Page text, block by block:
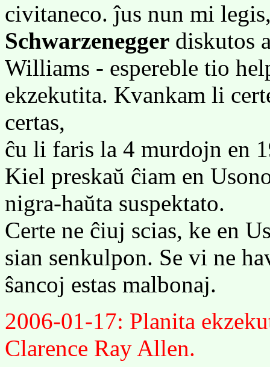
civitaneco. ĵus nun mi
Schwarzenegger diskutos
Williams - espereble tio
ekzekutita. Kvankam li
certas,
ĉu li faris la 4 murdojn en
Kiel preskaŭ ĉiam en
nigra-haŭta suspektato.
Certe ne ĉiuj scias, ke en
sian senkulpon. Se vi ne
ŝancoj estas malbonaj.
2006-01-17: Planita
Clarence Ray Allen.